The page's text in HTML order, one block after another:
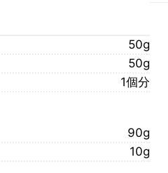
50g
50g
1個分
90g
10g